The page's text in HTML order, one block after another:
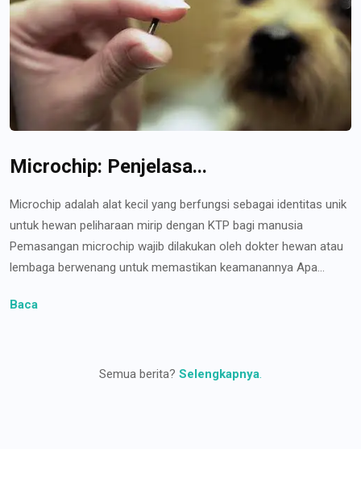
Microchip: Penjelasa...
Microchip adalah alat kecil yang berfungsi sebagai identitas unik
untuk hewan peliharaan mirip dengan KTP bagi manusia
Pemasangan microchip wajib dilakukan oleh dokter hewan atau
lembaga berwenang untuk memastikan keamanannya Apa...
Baca
Semua berita? Selengkapnya